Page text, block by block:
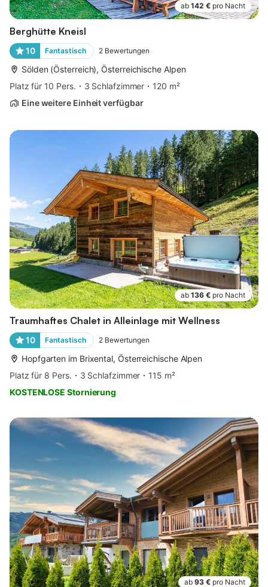
ab 142 € pro Nacht
Berghütte Kneisl
10 Fantastisch 2 Bewertungen
Sölden (Österreich), Österreichische Alpen
Platz für 10 Pers.
3 Schlafzimmer
120 m²
Eine weitere Einheit verfügbar
ab 136 € pro Nacht
Traumhaftes Chalet in Alleinlage mit Wellness
10 Fantastisch 2 Bewertungen
Hopfgarten im Brixental, Österreichische Alpen
Platz für 8 Pers.
3 Schlafzimmer
115 m²
KOSTENLOSE Stornierung
ab 93 € pro Nacht